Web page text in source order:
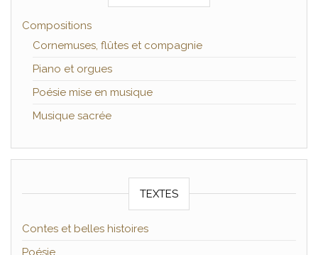
Compositions
Cornemuses, flûtes et compagnie
Piano et orgues
Poésie mise en musique
Musique sacrée
TEXTES
Contes et belles histoires
Poésie